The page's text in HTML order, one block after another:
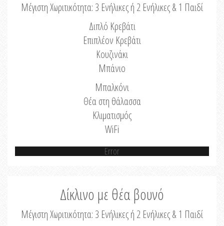
Μέγιστη Χωριτικότητα: 3 Ενήλικες ή 2 Ενήλικες & 1 Παιδί
Διπλό Κρεβάτι
Επιπλέον Κρεβάτι
Κουζινάκι
Μπάνιο
Μπαλκόνι
Θέα στη θάλασσα
Κλιματισμός
WiFi
Error
Δίκλινο με θέα βουνό
Μέγιστη Χωριτικότητα: 3 Ενήλικες ή 2 Ενήλικες & 1 Παιδί